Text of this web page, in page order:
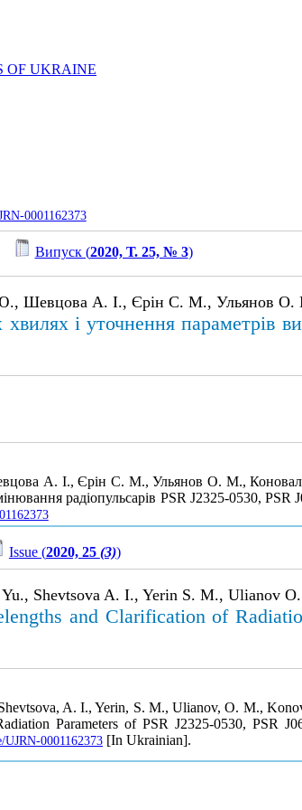
OF UKRAINE
0001162373
Випуск (2020, Т. 25, № 3)
Шевцова А. І., Єрін С. М., Ульянов
і уточнення пaраметрів
А. І., Єрін С. М., Ульянов О. М.,
радіопульсарів PSR J2325-0530, PSR
Issue (2020, 25 (3))
Shevtsova A. I., Yerin S. M., Ulianov
and Clarification of
A. I., Yerin, S. M., Ulianov, O. M.,
Parameters of PSR J2325-0530, PSR
0001162373[In Ukrainian].